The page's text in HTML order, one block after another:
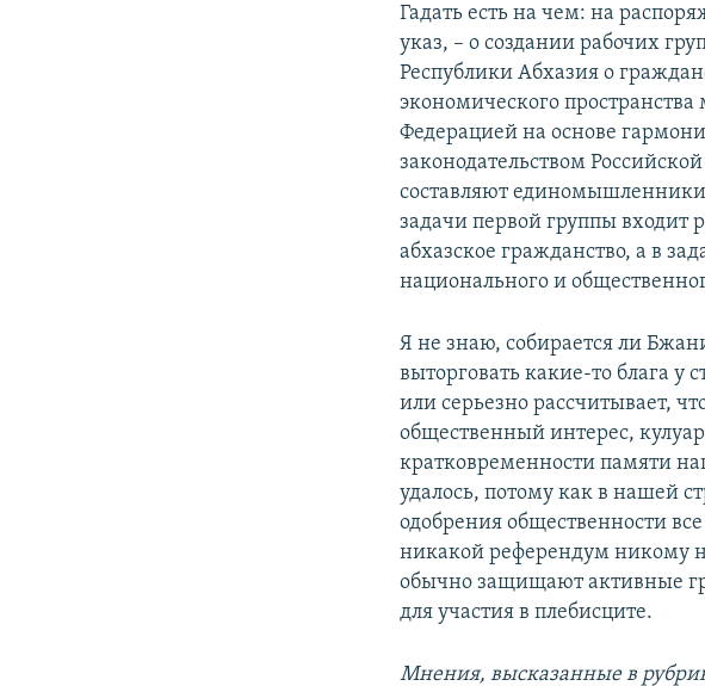
Гадать есть на чем: на
указ, – о создании рабочих
Республики Абхазия о
экономического
Федерацией на основе
законодательством
составляют
задачи первой группы входит
абхазское гражданство, а в
национального и
Я не знаю, собирается ли
выторговать какие-то блага у
или серьезно рассчитывает,
общественный интерес,
кратковременности памяти
удалось, потому как в нашей
одобрения общественности
никакой референдум никому
обычно защищают активные
для участия в плебисците.
Мнения, высказанные в